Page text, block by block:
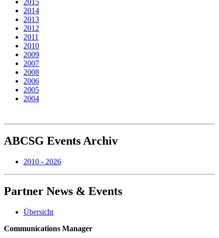
2015
2014
2013
2012
2011
2010
2009
2007
2008
2006
2005
2004
ABCSG Events Archiv
2010 - 2026
Partner News & Events
Übersicht
Communications Manager